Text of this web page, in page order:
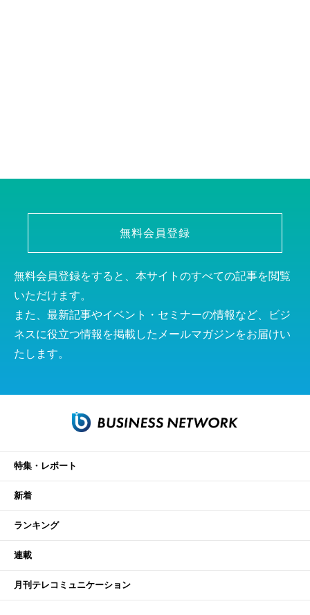
無料会員登録
無料会員登録をすると、本サイトのすべての記事を閲覧
いただけます。
また、最新記事やイベント・セミナーの情報など、ビジ
ネスに役立つ情報を掲載したメールマガジンをお届けい
たします。
特集・レポート
新着
ランキング
連載
月刊テレコミュニケーション